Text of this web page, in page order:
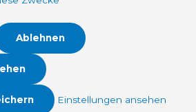
Ablehnen
Einstellungen ansehen